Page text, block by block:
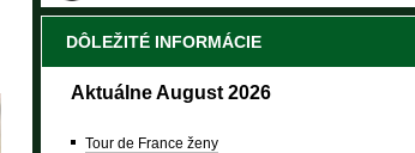
DÔLEŽITÉ INFORMÁCIE
Aktuálne August 2026
Tour de France ženy